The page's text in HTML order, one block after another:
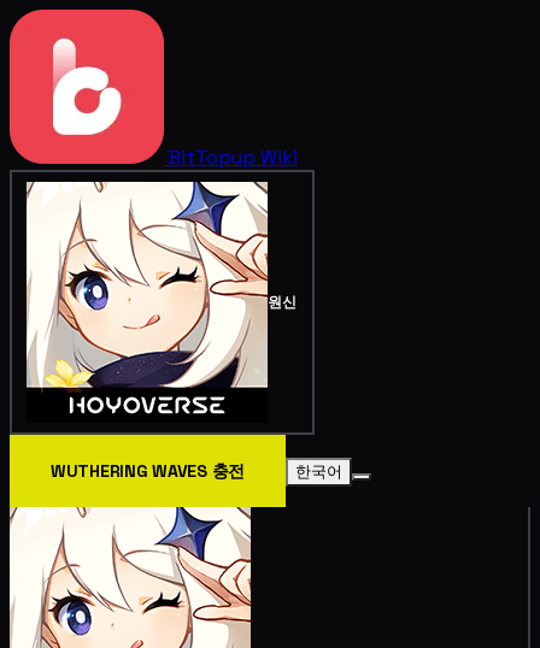
BitTopup Wiki
원신
WUTHERING WAVES 충전 한국어